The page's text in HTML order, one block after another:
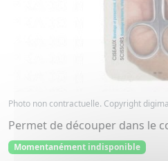
Photo non contractuelle. Copyright
Permet de découper dans le
Momentanément indisponible